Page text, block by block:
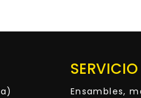
Ensambles,